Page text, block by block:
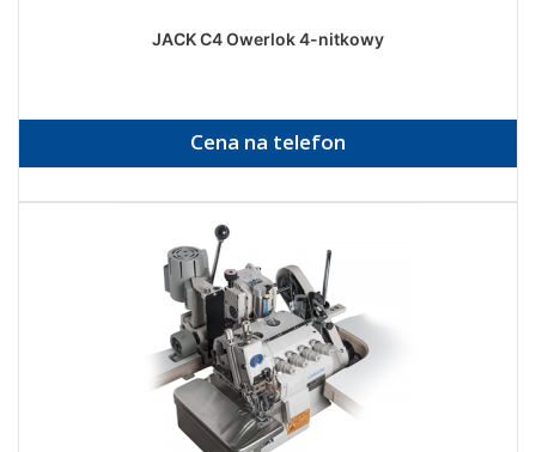
JACK C4 Owerlok 4-nitkowy
Cena na telefon